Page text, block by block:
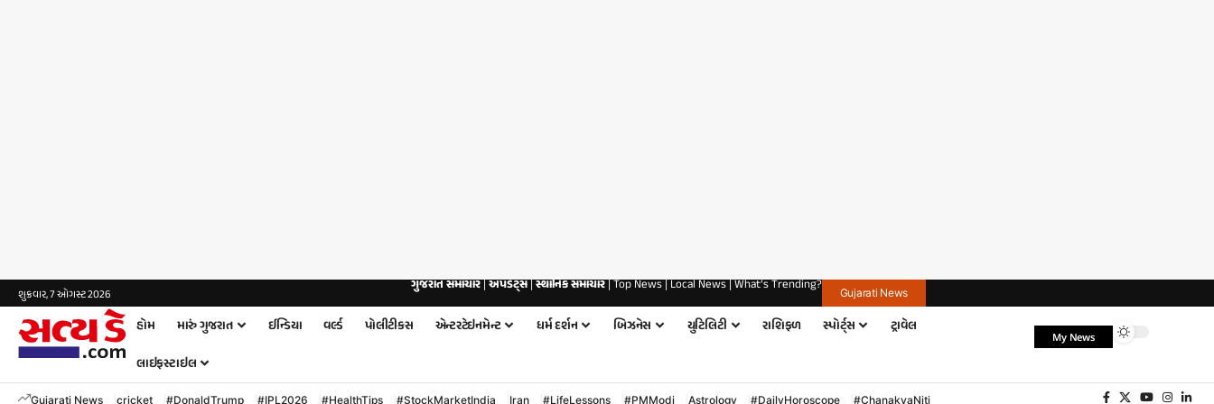
શુક્રવાર, 7 ઓગસ્ટ 2026
ગુજરાત સમાચાર|અપડેટ્સ|સ્થાનિક સમાચાર| Top News | Local News | What’s Trending? Gujarati News
હોમ મારું ગુજરાત ઈન્ડિયા વર્લ્ડ પોલીટીકસ એન્ટરટેઇનમેન્ટ ધર્મ દર્શન બિઝનેસ યુટિલિટી રાશિફળ સ્પોર્ટ્સ
ટ્રાવેલ
લાઇફસ્ટાઇલ
My News
Gujarati News cricket #DonaldTrump #IPL2026 #HealthTips #StockMarketIndia Iran #LifeLessons #PMModi Astrology #DailyHoroscope #ChanakyaNiti